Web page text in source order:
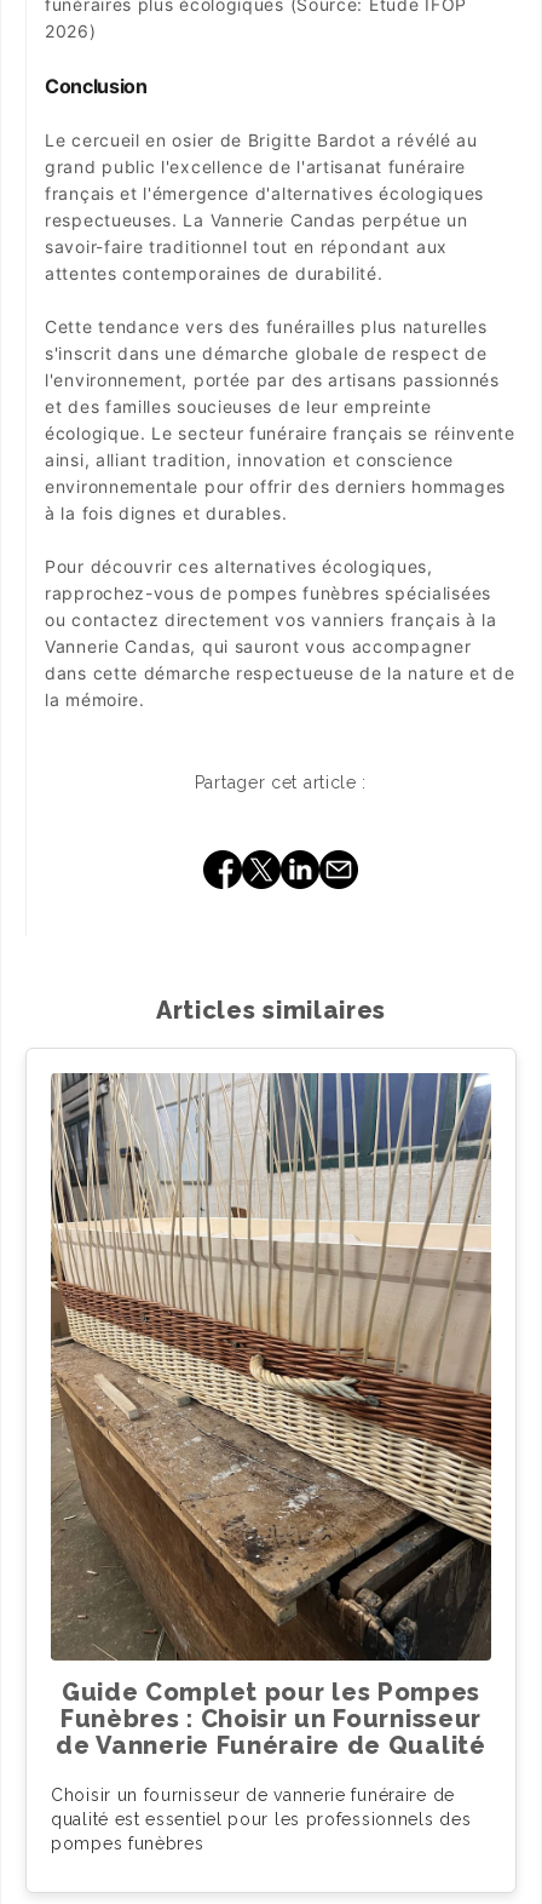
2026)
Conclusion
Le cercueil en osier de Brigitte Bardot a révélé au
grand public l'excellence de l'artisanat funéraire
français et l'émergence d'alternatives écologiques
respectueuses. La Vannerie Candas perpétue un
savoir-faire traditionnel tout en répondant aux
attentes contemporaines de durabilité.
Cette tendance vers des funérailles plus naturelles
s'inscrit dans une démarche globale de respect de
l'environnement, portée par des artisans passionnés
et des familles soucieuses de leur empreinte
écologique. Le secteur funéraire français se réinvente
ainsi, alliant tradition, innovation et conscience
environnementale pour offrir des derniers hommages
à la fois dignes et durables.
Pour découvrir ces alternatives écologiques,
rapprochez-vous de pompes funèbres spécialisées
ou contactez directement vos vanniers français à la
Vannerie Candas, qui sauront vous accompagner
dans cette démarche respectueuse de la nature et de
la mémoire.
Partager cet article :
Articles similaires
Guide Complet pour les Pompes
Funèbres : Choisir un Fournisseur
de Vannerie Funéraire de Qualité
Choisir un fournisseur de vannerie funéraire de
qualité est essentiel pour les professionnels des
pompes funèbres